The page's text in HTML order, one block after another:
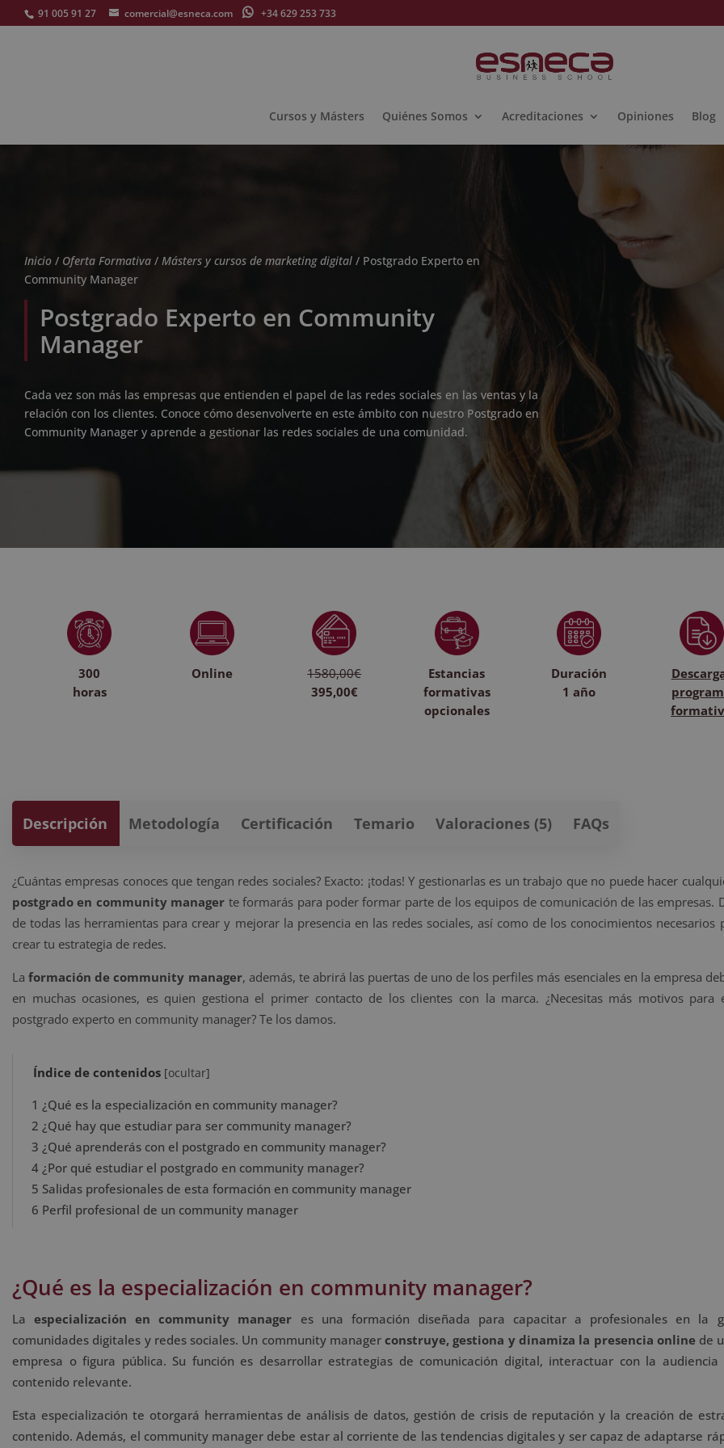
91 005 91 27 comercial@esneca.com +34 629 253 733
Cursos y Másters Quiénes Somos Acreditaciones Opiniones Blog
Inicio / Oferta Formativa / Másters y cursos de marketing digital / Postgrado Experto en
Community Manager
Postgrado Experto en Community
Manager
Cada vez son más las empresas que entienden el papel de las redes sociales en las ventas y la
relación con los clientes. Conoce cómo desenvolverte en este ámbito con nuestro Postgrado en
Community Manager y aprende a gestionar las redes sociales de una comunidad.
300
horas
Online
1580,00€
395,00€
Estancias
formativas
opcionales
Duración
1 año
Descripción Metodología Certificación Temario Valoraciones (5) FAQs
¿Cuántas empresas conoces que tengan redes sociales? Exacto: ¡todas! Y gestionarlas es un trabajo que no puede hacer
postgrado en community manager te formarás para poder formar parte de los equipos de comunicación de las empresas.
de todas las herramientas para crear y mejorar la presencia en las redes sociales, así como de los conocimientos necesarios
crear tu estrategia de redes.
La formación de community manager, además, te abrirá las puertas de uno de los perfiles más esenciales en la empresa
en muchas ocasiones, es quien gestiona el primer contacto de los clientes con la marca. ¿Necesitas más motivos para
postgrado experto en community manager? Te los damos.
Índice de contenidos [ocultar]
1 ¿Qué es la especialización en community manager?
2 ¿Qué hay que estudiar para ser community manager?
3 ¿Qué aprenderás con el postgrado en community manager?
4 ¿Por qué estudiar el postgrado en community manager?
5 Salidas profesionales de esta formación en community manager
6 Perfil profesional de un community manager
¿Qué es la especialización en community manager?
Laespecialización en community manager es una formación diseñada para capacitar a profesionales en la
comunidades digitales y redes sociales. Un community managerconstruye, gestiona y dinamiza la presencia online de
empresa o figura pública. Su función es desarrollar estrategias de comunicación digital, interactuar con la audiencia
contenido relevante.
Esta especialización te otorgará herramientas de análisis de datos, gestión de crisis de reputación y la creación de
contenido. Además, el community manager debe estar al corriente de las tendencias digitales y ser capaz de adaptarse